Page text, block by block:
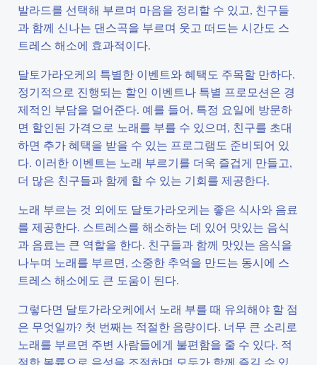
발라드를 선택해 부르며 마음을 정리할 수 있고, 친구들
과 함께 신나는 댄스곡을 부르며 웃고 떠드는 시간도 스
트레스 해소에 효과적이다.
달토가라오케의 특별한 이벤트와 혜택도 주목할 만하다.
정기적으로 진행되는 할인 이벤트나 특별 프로모션은 경
제적인 부담을 덜어준다. 예를 들어, 특정 요일에 방문하
면 할인된 가격으로 노래를 부를 수 있으며, 친구를 초대
하면 추가 혜택을 받을 수 있는 프로그램도 준비되어 있
다. 이러한 이벤트는 노래 부르기를 더욱 즐겁게 만들고,
더 많은 친구들과 함께 할 수 있는 기회를 제공한다.
노래 부르는 것 외에도 달토가라오케는 좋은 식사와 음료
를 제공한다. 스트레스를 해소하는 데 있어 맛있는 음식
과 음료는 큰 역할을 한다. 친구들과 함께 맛있는 음식을
나누며 노래를 부르면, 소중한 추억을 만드는 동시에 스
트레스 해소에도 큰 도움이 된다.
그렇다면 달토가라오케에서 노래 부를 때 유의해야 할 점
은 무엇일까? 첫 번째는 적절한 음량이다. 너무 큰 소리로
노래를 부르면 주변 사람들에게 불편함을 줄 수 있다. 적
절한 볼륨으로 음성을 조절하며 모두가 함께 즐길 수 있